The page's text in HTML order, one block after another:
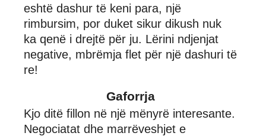
eshtë dashur të keni para, një
rimbursim, por duket sikur dikush nuk
ka qenë i drejtë për ju. Lërini ndjenjat
negative, mbrëmja flet për një dashuri të
re!
Gaforrja
Kjo ditë fillon në një mënyrë interesante.
Negociatat dhe marrëveshjet e